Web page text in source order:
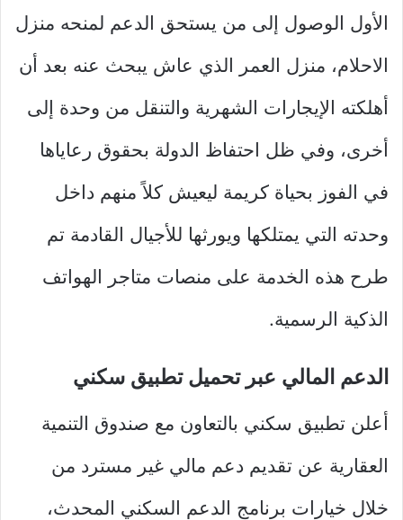
الأول الوصول إلى من يستحق الدعم لمنحه منزل
الاحلام، منزل العمر الذي عاش يبحث عنه بعد أن
أهلكته الإيجارات الشهرية والتنقل من وحدة إلى
أخرى، وفي ظل احتفاظ الدولة بحقوق رعاياها
في الفوز بحياة كريمة ليعيش كلاً منهم داخل
وحدته التي يمتلكها ويورثها للأجيال القادمة تم
طرح هذه الخدمة على منصات متاجر الهواتف
الذكية الرسمية.
الدعم المالي عبر تحميل تطبيق سكني
أعلن تطبيق سكني بالتعاون مع صندوق التنمية
العقارية عن تقديم دعم مالي غير مسترد من
خلال خيارات برنامج الدعم السكني المحدث،